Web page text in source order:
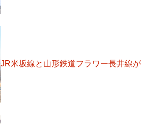
JR米坂線と山形鉄道フラワー長井線が